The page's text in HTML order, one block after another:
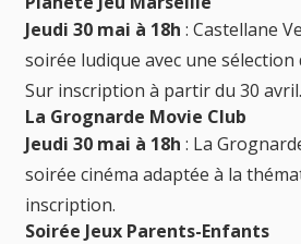
Jeudi 30 mai à 18h : Castellane
soirée ludique avec une sélection
Sur inscription à partir du 30 avril.
La Grognarde Movie Club
Jeudi 30 mai à 18h : La
soirée cinéma adaptée à la
inscription.
Soirée Jeux Parents-Enfants